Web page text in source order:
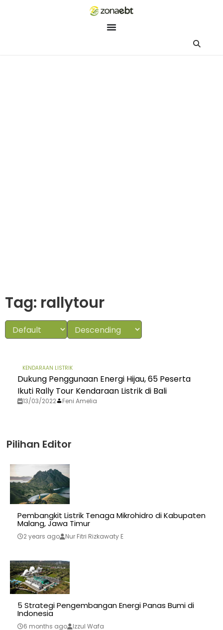
Tag: rallytour
KENDARAAN LISTRIK
Dukung Penggunaan Energi Hijau, 65 Peserta
Ikuti Rally Tour Kendaraan Listrik di Bali
13/03/2022 Feni Amelia
Pilihan Editor
Pembangkit Listrik Tenaga Mikrohidro di Kabupaten
Malang, Jawa Timur
2 years ago Nur Fitri Rizkawaty E
5 Strategi Pengembangan Energi Panas Bumi di
Indonesia
6 months ago Izzul Wafa